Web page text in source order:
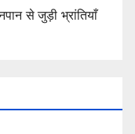
से जुड़ी भ्रांतियाँ